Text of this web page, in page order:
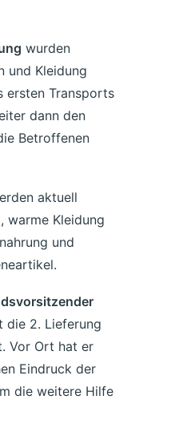
wurden
und Kleidung
ersten Transports
dann den
Betroffenen
aktuell
warme Kleidung
und
die 2. Lieferung
Vor Ort hat er
Eindruck der
die weitere Hilfe